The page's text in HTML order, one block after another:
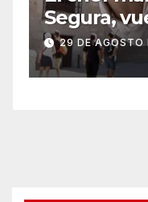
Segura,
icónico de
29 DE AGOSTO